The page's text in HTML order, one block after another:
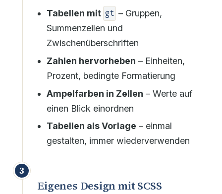
Tabellen mit gt – Gruppen,
Summenzeilen und
Zwischenüberschriften
Zahlen hervorheben – Einheiten,
Prozent, bedingte Formatierung
Ampelfarben in Zellen – Werte auf
einen Blick einordnen
Tabellen als Vorlage – einmal
gestalten, immer wiederverwenden
3
Eigenes Design mit SCSS